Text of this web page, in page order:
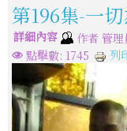
第196集-一
詳細內容 作者 管理
點擊數: 1745
列